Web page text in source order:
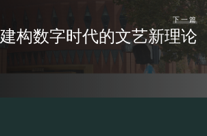
下一篇
建构数字时代的文艺新理论